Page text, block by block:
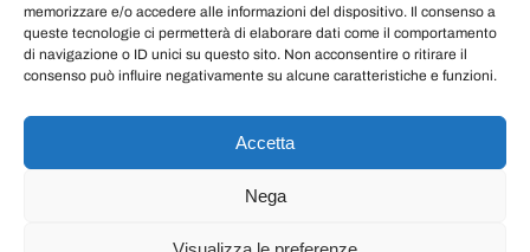
memorizzare e/o accedere alle informazioni del dispositivo. Il consenso a
queste tecnologie ci permetterà di elaborare dati come il comportamento
di navigazione o ID unici su questo sito. Non acconsentire o ritirare il
consenso può influire negativamente su alcune caratteristiche e funzioni.
Accetta
Nega
Comunicazione in store
Imballaggi